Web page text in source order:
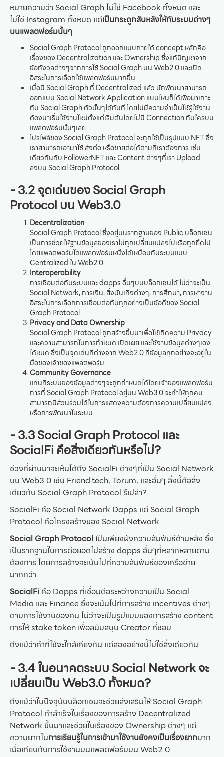
หมายความว่า Social Graph ไม่ใช่ Facebook ทั้งหมด และ
ไม่ใช่ Instagram ทั้งหมด แต่เป็นกระดูกสันหลังให้กับระบบต่างๆ
บนแพลตฟอร์มนั้นๆ
Social Graph Protocol ถูกออกแบบภายใต้ concept หลักคือ
เรื่องของ Decentralization และ Ownership ซึ่งแก้ปัญหาจาก
ข้อกังวลต่างๆจากการใช้ Social Graph บน Web2.0 และเปิด
อิสระในการเลือกใช้แพลตฟอร์มมากขึ้น
เมื่อมี Social Graph ที่ Decentralized แล้ว นักพัฒนาสามารถ
ออกแบบ Social Network Application แบบไหนก็ได้เพื่อมาเกาะ
กับ Social Graph ตัวนั้นๆได้ทันที โดยไม่มีความจำเป็นให้ผู้ใช้งาน
ต้องมาเริ่มใช้งานใหม่ตั้งแต่เริ่มต้นโดยไม่มี Connection กับใครบน
แพลตฟอร์มนั้นๆเลย
โปรไฟล์ของ Social Graph Protocol จะถูกใช้เป็นรูปแบบ NFT ซึ่ง
เราสามารถเอามาใช้ ส่งต่อ หรือขายต่อได้ตามที่เราต้องการ เช่น
เดียวกันกับ FollowerNFT และ Content ต่างๆที่เรา Upload
ลงบน Social Graph Protocol
- 3.2 จุดเด่นของ Social Graph
Protocol บน Web3.0
Decentralization
Social Graph Protocol ซึ่งอยู่บนรากฐานของ Public บล็อกเชน
เป็นการช่วยให้ฐานข้อมูลของเราไม่ถูกเปลี่ยนแปลงไปหรือถูกยึดไป
โดยแพลตฟอร์มใดแพลตฟอร์มหนึ่งได้เหมือนกับระบบแบบ
Centralized ใน Web2.0
Interoperability
การเชื่อมต่อกับระบบและ dapps อื่นๆบนบล็อกเชนได้ ไม่ว่าจะเป็น
Social Network, การเงิน, สิ่งบันเทิงต่างๆ, การศึกษา, การหางาน
อิสระในการเลือกการเชื่อมต่อกับทุกอย่างเป็นข้อดีของ Social
Graph Protocol
Privacy and Data Ownership
Social Graph Protocol ถูกสร้างขึ้นมาเพื่อให้เกิดความ Privacy
และความสามารถในการกำหนด เปิดเผย และใช้งานข้อมูลต่างๆเอง
ได้หมด ซึ่งเป็นจุดเด่นที่ต่างจาก Web2.0 ที่ข้อมูลทุกอย่างจะอยู่ใน
มือของเจ้าของแพลตฟอร์ม
Community Governance
แทนที่ระบบของข้อมูลต่างๆจะถูกกำหนดได้โดยเจ้าของแพลตฟอร์ม
การที่ Social Graph Protocol อยู่บน Web3.0 จะทำให้ทุกคน
สามารถมีส่วนร่วมได้ในการแสดงความต้องการความเปลี่ยนแปลง
หรือการพัฒนาในระบบ
- 3.3 Social Graph Protocol และ
SocialFi คือสิ่งเดียวกันหรือไม่?
ช่วงที่ผ่านมาจะเห็นได้ถึง SocialFi ต่างๆที่เป็น Social Network
บน Web3.0 เช่น Friend.tech, Torum, และอื่นๆ สิ่งนี้คือสิ่ง
เดียวกับ Social Graph Protocol รึเปล่า?
SocialFi คือ Social Network Dapps แต่ Social Graph
Protocol คือโครงสร้างของ Social Network
Social Graph Protocol เป็นเพียงผังความสัมพันธ์ด้านหลัง ซึ่ง
เป็นรากฐานในการต่อยอดไปสร้าง dapps อื่นๆที่หลากหลายตาม
ต้องการ โดยการสร้างจะเน้นไปที่ความสัมพันธ์ของเครือข่าย
มากกว่า
SocialFi คือ Dapps ที่เชื่อมต่อระหว่างความเป็น Social
Media และ Finance ซึ่งจะเน้นไปที่การสร้าง incentives ต่างๆ
ตามการใช้งานของคน ไม่ว่าจะเป็นรูปแบบของการสร้าง content
การให้ stake token เพื่อสนับสนุน Creator ที่ชอบ
ถึงแม้ว่าคำที่ใช้จะใกล้เคียงกัน แต่สองอย่างนี้ไม่ใช่สิ่งเดียวกัน
- 3.4 ในอนาคตระบบ Social Network จะ
เปลี่ยนเป็น Web3.0 ทั้งหมด?
ถึงแม้ว่าในปัจจุบันบล็อกเชนจะช่วยส่งเสริมให้ Social Graph
Protocol ทำสำเร็จในเรื่องของการสร้าง Decentralized
Network ขึ้นมาและช่วยในเรื่องของ Ownership ต่างๆ แต่
ความยากในการเรียนรู้ในการเข้ามาใช้งานยังคงเป็นเรื่องยากมาก
เมื่อเทียบกับการใช้งานบนแพลตฟอร์มบน Web2.0